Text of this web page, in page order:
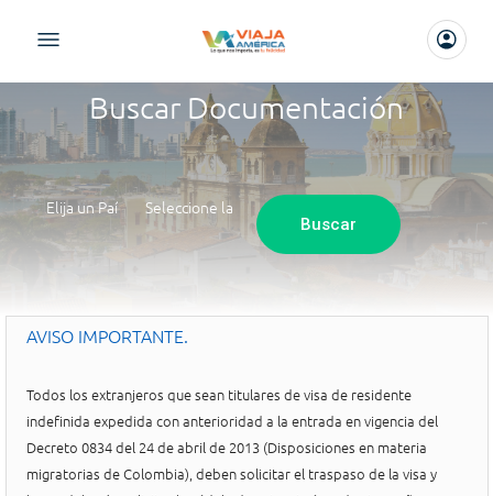
Buscar Documentación
AVISO IMPORTANTE.
Todos los extranjeros que sean titulares de visa de residente
indefinida expedida con anterioridad a la entrada en vigencia del
Decreto 0834 del 24 de abril de 2013 (Disposiciones en materia
migratorias de Colombia), deben solicitar el traspaso de la visa y